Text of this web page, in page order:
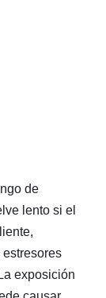
de
lento si el
exposición